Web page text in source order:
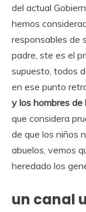
del actual
hemos
responsables de
padre, ste es el
supuesto, todos
en ese punto
y los hombres de
que considera
de que los niños
abuelos, vemos
heredado los
un canal